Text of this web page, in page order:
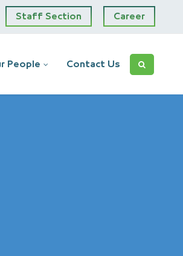
Staff Section Career
People Contact Us